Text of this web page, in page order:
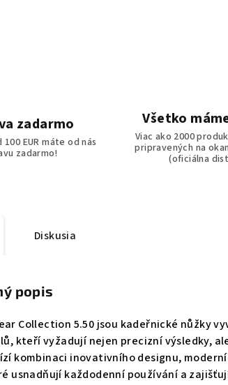
zadarmo
EUR máte od nás
zadarmo!
Všetko
Viac ako 2000
pripravených na
(oficiálna
Diskusia
popis
Collection 5.50 jsou kadeřnické nůžky
kteří vyžadují nejen precizní výsledky,
kombinaci inovativního designu,
usnadňují každodenní používání a